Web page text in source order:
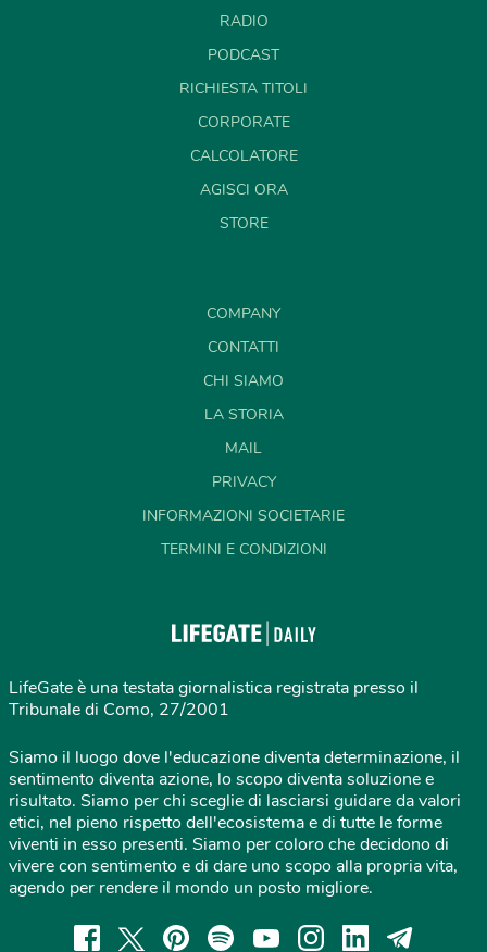
RADIO
PODCAST
RICHIESTA TITOLI
CORPORATE
CALCOLATORE
AGISCI ORA
STORE
COMPANY
CONTATTI
CHI SIAMO
LA STORIA
MAIL
PRIVACY
INFORMAZIONI SOCIETARIE
TERMINI E CONDIZIONI
LifeGate è una testata giornalistica registrata presso il
Tribunale di Como, 27/2001
Siamo il luogo dove l'educazione diventa determinazione, il
sentimento diventa azione, lo scopo diventa soluzione e
risultato. Siamo per chi sceglie di lasciarsi guidare da valori
etici, nel pieno rispetto dell'ecosistema e di tutte le forme
viventi in esso presenti. Siamo per coloro che decidono di
vivere con sentimento e di dare uno scopo alla propria vita,
agendo per rendere il mondo un posto migliore.